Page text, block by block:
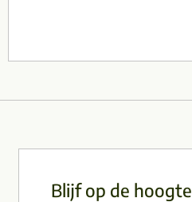
Blijf op de hoogte